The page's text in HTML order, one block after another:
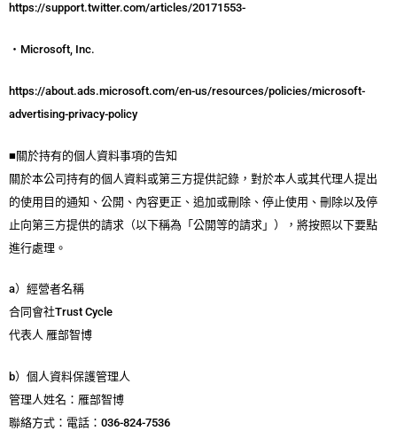
https://support.twitter.com/articles/20171553-
・Microsoft, Inc.
https://about.ads.microsoft.com/en-us/resources/policies/microsoft-
advertising-privacy-policy
■關於持有的個人資料事項的告知
關於本公司持有的個人資料或第三方提供記錄，對於本人或其代理人提出
的使用目的通知、公開、內容更正、追加或刪除、停止使用、刪除以及停
止向第三方提供的請求（以下稱為「公開等的請求」），將按照以下要點
進行處理。
a）經營者名稱
合同會社Trust Cycle
代表人 雁部智博
b）個人資料保護管理人
管理人姓名：雁部智博
聯絡方式：電話：036-824-7536